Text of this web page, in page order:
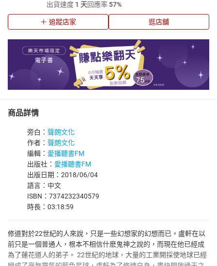
出貨速度 1 天回應率57%
追蹤店家 逛店舖
商品詳情
旁白： 聲朗文化
作者： 聲朗文化
編輯： 愛播聽書FM
出版社： 愛播聽書FM
出版日期：2018/06/04
語言：中文
ISBN：7374232340579
時長：03:18:59
修道對於22世紀的人來說，只是一些幻想家的幻想而已。盧軒在以
前只是一個普通人，根本不相信什麽鬼神之說的，而現在他已經成
為了蓮花道人的弟子。 22世紀的地球，大量的工業開採使地球已經